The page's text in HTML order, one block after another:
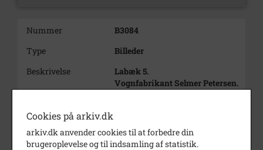
Nummer
B3084
Type
Billeder
Beskrivelse
Labæk 5.
Vognfabrikant Selmer Petersen.
Bemærkning
Affoto 1990/1-371.
(Center 2 nr. 11).
Cookies på arkiv.dk
arkiv.dk anvender cookies til at forbedre din
brugeroplevelse og til indsamling af statistik.